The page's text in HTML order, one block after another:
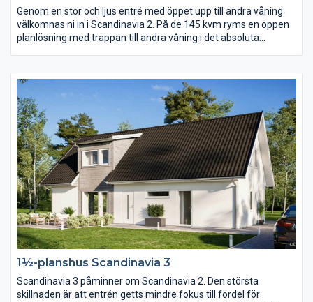
Genom en stor och ljus entré med öppet upp till andra våning
välkomnas ni in i Scandinavia 2. På de 145 kvm ryms en öppen
planlösning med trappan till andra våning i det absoluta
1½-planshus Scandinavia 3
Scandinavia 3 påminner om Scandinavia 2. Den största
skillnaden är att entrén getts mindre fokus till fördel för